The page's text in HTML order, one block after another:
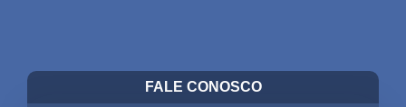
FALE CONOSCO